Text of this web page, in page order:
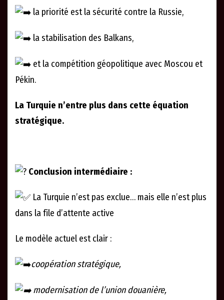
la priorité est la sécurité contre la Russie,
la stabilisation des Balkans,
et la compétition géopolitique avec Moscou et
Pékin.
La Turquie n’entre plus dans cette équation
stratégique.
Conclusion intermédiaire :
La Turquie n’est pas exclue… mais elle n’est plus
dans la file d’attente active
Le modèle actuel est clair :
coopération stratégique,
modernisation de l’union douanière,